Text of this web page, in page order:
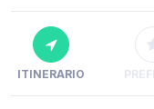
ITINERARIO